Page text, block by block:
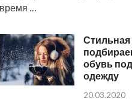
время …
Стильная
обувь
одежду
20.03.2020